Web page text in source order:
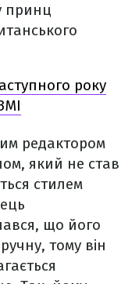
принц
року
редактором
який не став
стилем
що його
тому він